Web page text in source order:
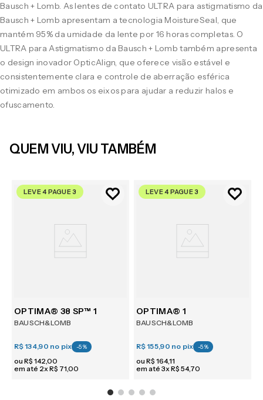
Bausch + Lomb. As lentes de contato ULTRA para astigmatismo da
Bausch + Lomb apresentam a tecnologia MoistureSeal, que
mantém 95% da umidade da lente por 16 horas completas. O
ULTRA para Astigmatismo da Bausch + Lomb também apresenta
o design inovador OpticAlign, que oferece visão estável e
consistentemente clara e controle de aberração esférica
otimizado em ambos os eixos para ajudar a reduzir halos e
ofuscamento.
QUEM VIU, VIU TAMBÉM
LEVE 4 PAGUE 3
OPTIMA® 38 SP™ 1
BAUSCH&LOMB
R$ 134,90 no pix -5%
ou R$ 142,00
em até 2xR$ 71,00
LEVE 4 PAGUE 3
OPTIMA® 1
BAUSCH&LOMB
R$ 155,90 no pix -5%
ou R$ 164,11
em até 3xR$ 54,70